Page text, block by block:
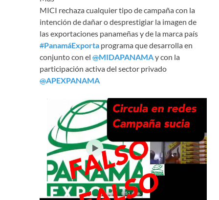
MICI rechaza cualquier tipo de campaña con la
intención de dañar o desprestigiar la imagen de
las exportaciones panameñas y de la marca país
#PanamáExporta programa que desarrolla en
conjunto con el @MIDAPANAMAy con la
participación activa del sector privado
@APEXPANAMA